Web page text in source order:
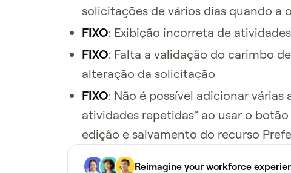
solicitações de vários dias quando a
FIXO: Exibição incorreta de
FIXO: Falta a validação do carimbo
alteração da solicitação
FIXO: Não é possível adicionar várias
atividades repetidas” ao usar o
edição e salvamento do recurso
Reimagine your workforce